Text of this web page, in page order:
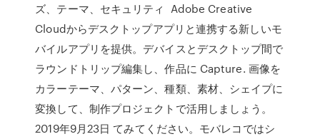
ズ、テーマ、セキュリティ Adobe Creative
Cloudからデスクトップアプリと連携する新しいモ
バイルアプリを提供。デバイスとデスクトップ間で
ラウンドトリップ編集し、作品に Capture. 画像を
カラーテーマ、パターン、種類、素材、シェイプに
変換して、制作プロジェクトで活用しましょう。
2019年9月23日 てみてください。モバレコではシ